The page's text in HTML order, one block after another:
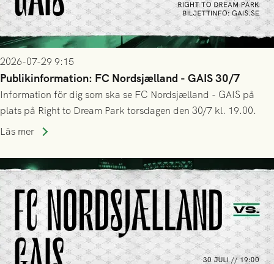
2026-07-29 9:15
Publikinformation: FC Nordsjælland - GAIS 30/7
Information för dig som ska se FC Nordsjælland - GAIS på
plats på Right to Dream Park torsdagen den 30/7 kl. 19.00.
Läs mer